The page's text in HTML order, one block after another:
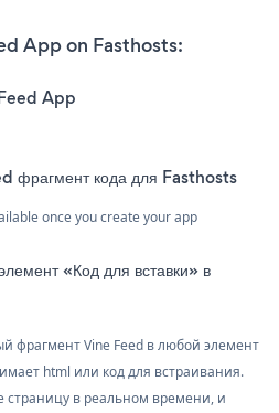
App on Fasthosts:
App
фрагмент кода для Fasthosts
once you create your app
«Код для вставки» в
фрагмент Vine Feed в любой элемент
html или код для встраивания.
страницу в реальном времени, и